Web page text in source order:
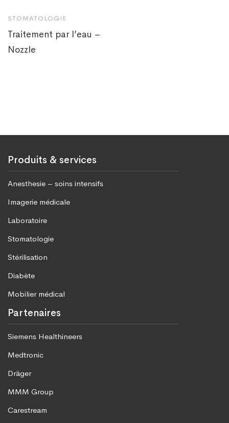
STOMATOLOGIE
Traitement par l’eau –
Nozzle
Produits & services
Anesthesie – soins intensifs
Imagerie médicale
Laboratoire
Stomatologie
Stérilisation
Diabète
Mobilier médical
Partenaires
Siemens Healthineers
Medtronic
Dräger
MMM Group
Carestream